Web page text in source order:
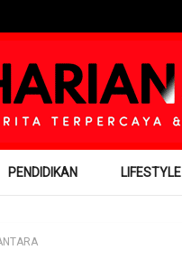
PENDIDIKAN LIFESTYLE